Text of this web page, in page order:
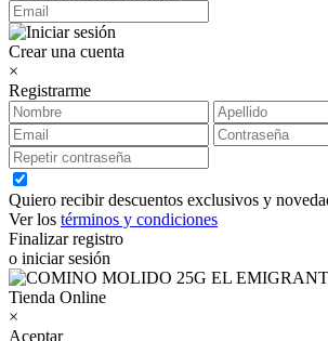
Crear una cuenta
×
Registrarme
Quiero recibir descuentos exclusivos y
Ver los términos y condiciones
Finalizar registro
o iniciar sesión
×
Aceptar